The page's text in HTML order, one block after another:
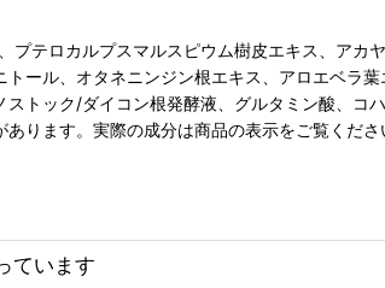
プテロカルプスマルスピウム樹皮エキス、ア
ール、オタネニンジン根エキス、アロエベ
トック/ダイコン根発酵液、グルタミン酸、
ります。実際の成分は商品の表示をご覧くださ
ています